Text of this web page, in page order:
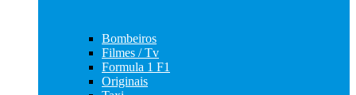
Bombeiros
Filmes / Tv
Formula 1 F1
Originais